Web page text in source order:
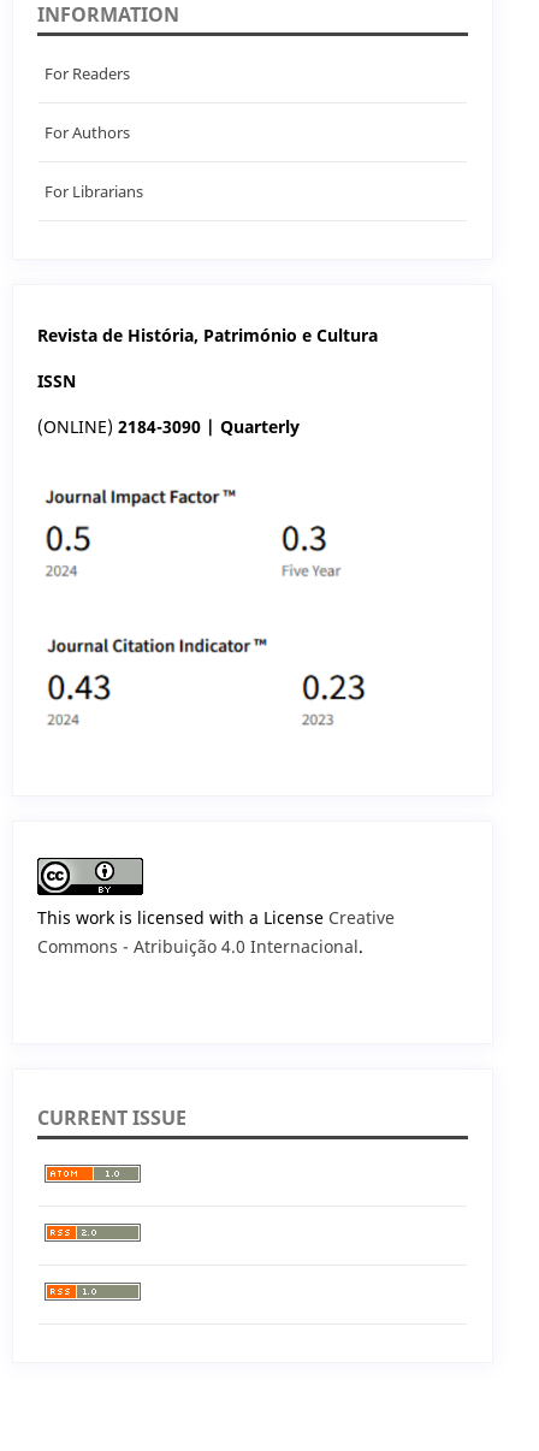
INFORMATION
For Readers
For Authors
For Librarians
Revista de História, Património e Cultura
ISSN
(ONLINE) 2184-3090 | Quarterly
This work is licensed with a License Creative
Commons - Atribuição 4.0 Internacional.
CURRENT ISSUE